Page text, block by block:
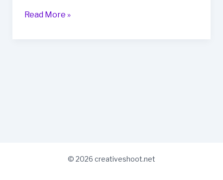
Read More »
© 2026 creativeshoot.net